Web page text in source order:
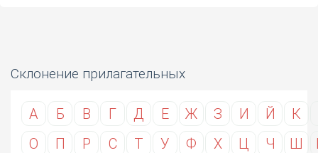
Склонение прилагательных
А Б В Г Д Е Ж З И Й К
О
П Р С Т У Ф Х Ц Ч Ш